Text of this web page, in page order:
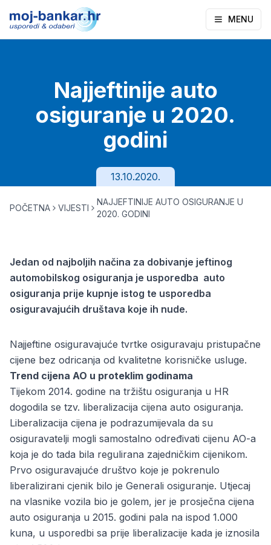
MENU
Najjeftinije auto
osiguranje u 2020.
godini
13.10.2020.
POČETNA VIJESTI
NAJJEFTINIJE AUTO OSIGURANJE U
2020. GODINI
Jedan od najboljih načina za dobivanje jeftinog
automobilskog osiguranja je usporedba auto
osiguranja prije kupnje istog te usporedba
osiguravajućih društava koje ih nude.
Najjeftine osiguravajuće tvrtke osiguravaju pristupačne
cijene bez odricanja od kvalitetne korisničke usluge.
Trend cijena AO u proteklim godinama
Tijekom 2014. godine na tržištu osiguranja u HR
dogodila se tzv. liberalizacija cijena auto osiguranja.
Liberalizacija cijena je podrazumijevala da su
osiguravatelji mogli samostalno određivati cijenu AO-a
koja je do tada bila regulirana zajedničkim cijenikom.
Prvo osiguravajuće društvo koje je pokrenulo
liberalizirani cjenik bilo je Generali osiguranje. Utjecaj
na vlasnike vozila bio je golem, jer je prosječna cijena
auto osiguranja u 2015. godini pala na ispod 1.000
kuna, u usporedbi sa prije liberalizacije kada je iznosila